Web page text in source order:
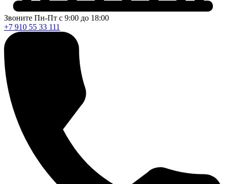
Звоните Пн-Пт с 9:00 до 18:00
+7 910 55 33 111